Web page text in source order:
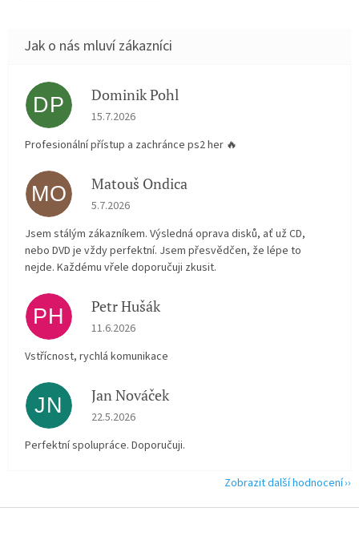
DP Dominik Pohl
Hodnocení obchodu je 5 z 5 hvězdiček.
15.7.2026
Profesionální přístup a zachránce ps2 her 🔥
MO Matouš Ondica
Hodnocení obchodu je 5 z 5 hvězdiček.
5.7.2026
Jsem stálým zákazníkem. Výsledná oprava disků, ať už CD,
nebo DVD je vždy perfektní. Jsem přesvědčen, že lépe to
nejde. Každému vřele doporučuji zkusit.
PH Petr Hušák
Hodnocení obchodu je 5 z 5 hvězdiček.
11.6.2026
Vstřícnost, rychlá komunikace
JN Jan Nováček
Hodnocení obchodu je 5 z 5 hvězdiček.
22.5.2026
Perfektní spolupráce. Doporučuji.
Zobrazit další hodnocení
Z